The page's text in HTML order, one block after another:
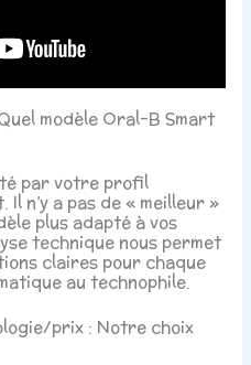
modèle Oral-B Smart
par votre profil
n’y a pas de « meilleur »
plus adapté à vos
technique nous permet
claires pour chaque
au technophile.
prix : Notre choix